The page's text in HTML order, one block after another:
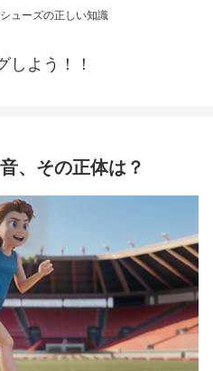
ューズの正しい知識
しよう！！
、その正体は？